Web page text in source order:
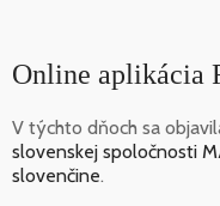
Online aplikácia
V týchto dňoch sa
slovenskej spoločnosti
slovenčine.